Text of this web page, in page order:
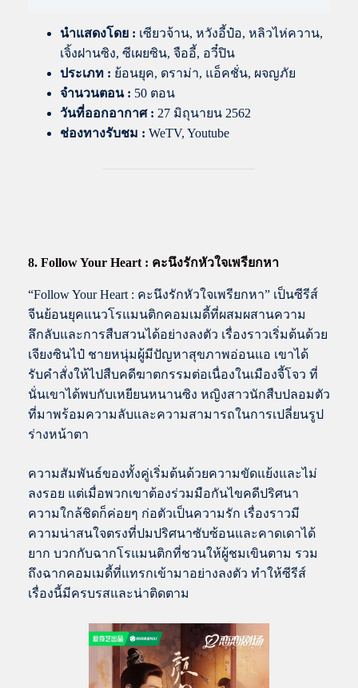
นำแสดงโดย : เซียวจ้าน, หวังอี้ป๋อ, หลิวไห่ควาน,
เจิ้งฝานซิง, ซีเผยซิน, จืออี้, อวี๋ปิน
ประเภท : ย้อนยุค, ดราม่า, แอ็คชั่น, ผจญภัย
จำนวนตอน : 50 ตอน
วันที่ออกอากาศ : 27 มิถุนายน 2562
ช่องทางรับชม : WeTV, Youtube
8. Follow Your Heart : คะนึงรักหัวใจเพรียกหา
“Follow Your Heart : คะนึงรักหัวใจเพรียกหา” เป็นซีรีส์
จีนย้อนยุคแนวโรแมนติกคอมเมดี้ที่ผสมผสานความ
ลึกลับและการสืบสวนได้อย่างลงตัว เรื่องราวเริ่มต้นด้วย
เจียงซินไป๋ ชายหนุ่มผู้มีปัญหาสุขภาพอ่อนแอ เขาได้
รับคำสั่งให้ไปสืบคดีฆาตกรรมต่อเนื่องในเมืองจี้โจว ที่
นั่นเขาได้พบกับเหยียนหนานซิง หญิงสาวนักสืบปลอมตัว
ที่มาพร้อมความลับและความสามารถในการเปลี่ยนรูป
ร่างหน้าตา
ความสัมพันธ์ของทั้งคู่เริ่มต้นด้วยความขัดแย้งและไม่
ลงรอย แต่เมื่อพวกเขาต้องร่วมมือกันไขคดีปริศนา
ความใกล้ชิดก็ค่อยๆ ก่อตัวเป็นความรัก เรื่องราวมี
ความน่าสนใจตรงที่ปมปริศนาซับซ้อนและคาดเดาได้
ยาก บวกกับฉากโรแมนติกที่ชวนให้ผู้ชมเขินตาม รวม
ถึงฉากคอมเมดี้ที่แทรกเข้ามาอย่างลงตัว ทำให้ซีรีส์
เรื่องนี้มีครบรสและน่าติดตาม